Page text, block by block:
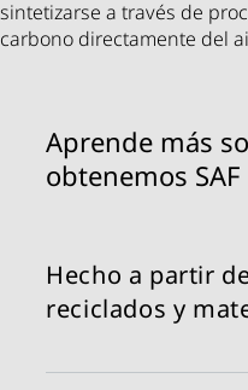
sintetizarse a través de
carbono directamente del
Aprende más
obtenemos SAF
Hecho a partir
reciclados y
Actualmente,